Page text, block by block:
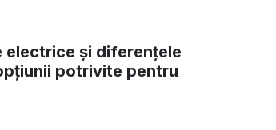
și diferențele
potrivite pentru